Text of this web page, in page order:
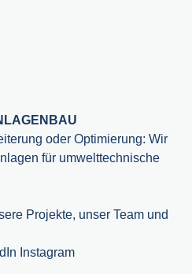
oder Optimierung: Wir
für umwelttechnische
Projekte, unser Team und
Instagram